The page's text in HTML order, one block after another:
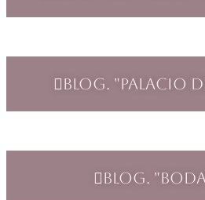
Blog. "Palacio
Blog.